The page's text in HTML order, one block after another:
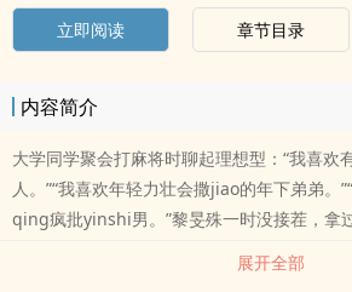
立即阅读 章节目录
内容简介
大学同学聚会打麻将时聊起理想型：“我喜欢
人。”“我喜欢年轻力壮会撒jiao的年下弟弟。
qing疯批yinshi男。”黎旻殊一时没接茬，拿
却没躲过三个女人的追问：“你呢？你选什么
好似真似假地作答：“成年人当然是三个全都
展开全部